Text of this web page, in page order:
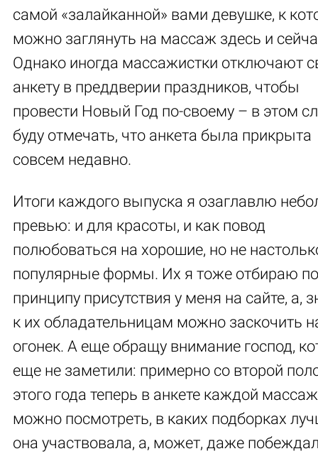
самой «залайканной» вами девушке, к
можно заглянуть на массаж здесь и
Однако иногда массажистки отключают
анкету в преддверии праздников, чтобы
провести Новый Год по-своему – в этом
буду отмечать, что анкета была прикрыта
совсем недавно.
Итоги каждого выпуска я озаглавлю
превью: и для красоты, и как повод
полюбоваться на хорошие, но не
популярные формы. Их я тоже отбираю по
принципу присутствия у меня на сайте, а,
к их обладательницам можно заскочить
огонек. А еще обращу внимание господ,
еще не заметили: примерно со второй
этого года теперь в анкете каждой
можно посмотреть, в каких подборках
она участвовала, а, может, даже